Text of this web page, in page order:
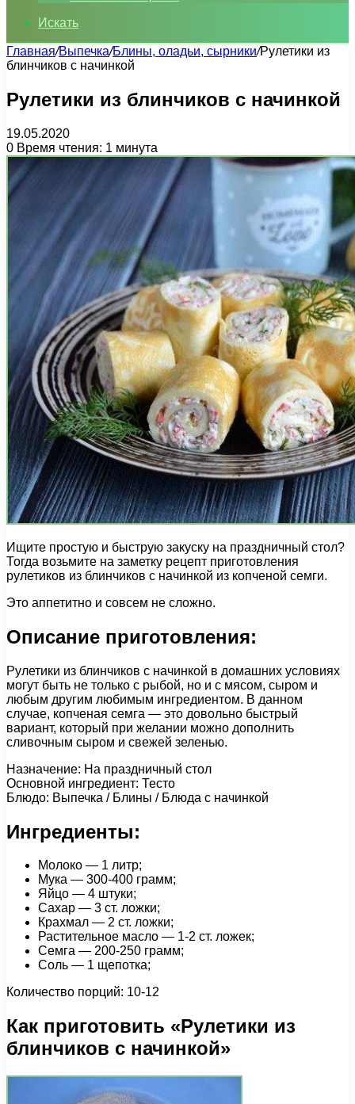
Искать
Главная/Выпечка/Блины, оладьи, сырники/Рулетики из
блинчиков с начинкой
Рулетики из блинчиков с начинкой
19.05.2020
0 Время чтения: 1 минута
Ищите простую и быструю закуску на праздничный стол?
Тогда возьмите на заметку рецепт приготовления
рулетиков из блинчиков с начинкой из копченой семги.
Это аппетитно и совсем не сложно.
Описание приготовления:
Рулетики из блинчиков с начинкой в домашних условиях
могут быть не только с рыбой, но и с мясом, сыром и
любым другим любимым ингредиентом. В данном
случае, копченая семга — это довольно быстрый
вариант, который при желании можно дополнить
сливочным сыром и свежей зеленью.
Назначение: На праздничный стол
Основной ингредиент: Тесто
Блюдо: Выпечка / Блины / Блюда с начинкой
Ингредиенты:
Молоко — 1 литр;
Мука — 300-400 грамм;
Яйцо — 4 штуки;
Сахар — 3 ст. ложки;
Крахмал — 2 ст. ложки;
Растительное масло — 1-2 ст. ложек;
Семга — 200-250 грамм;
Соль — 1 щепотка;
Количество порций: 10-12
Как приготовить «Рулетики из
блинчиков с начинкой»